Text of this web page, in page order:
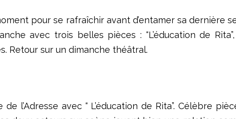
pour se rafraîchir avant d’entamer sa dernière
avec trois belles pièces : “L’éducation de Rita”,
Retour sur un dimanche théâtral.
l’Adresse avec “ L’éducation de Rita”. Célèbre